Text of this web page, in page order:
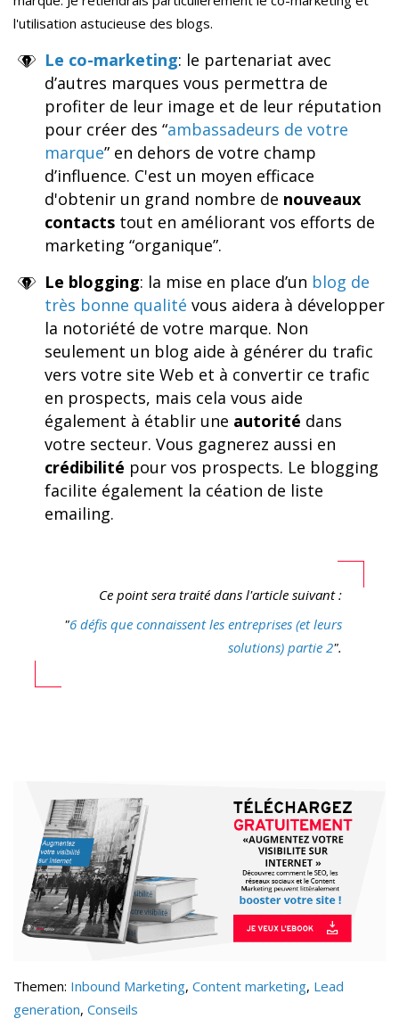
l'utilisation astucieuse des blogs.
Le co-marketing: le partenariat avec
d’autres marques vous permettra de
profiter de leur image et de leur réputation
pour créer des “ambassadeurs de votre
marque” en dehors de votre champ
d’influence. C'est un moyen efficace
d'obtenir un grand nombre de nouveaux
contacts tout en améliorant vos efforts de
marketing “organique”.
Le blogging: la mise en place d’un blog de
très bonne qualité vous aidera à développer
la notoriété de votre marque. Non
seulement un blog aide à générer du trafic
vers votre site Web et à convertir ce trafic
en prospects, mais cela vous aide
également à établir une autorité dans
votre secteur. Vous gagnerez aussi en
crédibilité pour vos prospects. Le blogging
facilite également la céation de liste
emailing.
Ce point sera traité dans l'article suivant :
"6 défis que connaissent les entreprises (et leurs
solutions) partie 2".
Themen: Inbound Marketing, Content marketing, Lead
generation, Conseils